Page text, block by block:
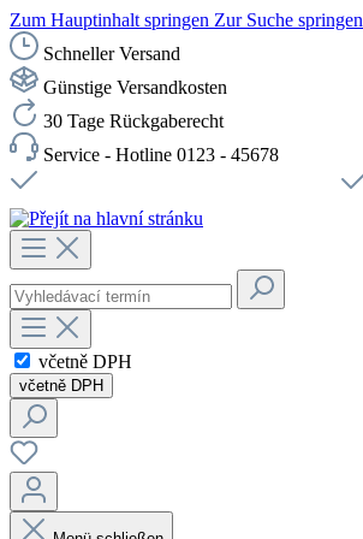
Zum Hauptinhalt springen Zur Suche springen
Schneller Versand
Günstige Versandkosten
30 Tage Rückgaberecht
Service - Hotline 0123 - 45678
včetně DPH
včetně DPH